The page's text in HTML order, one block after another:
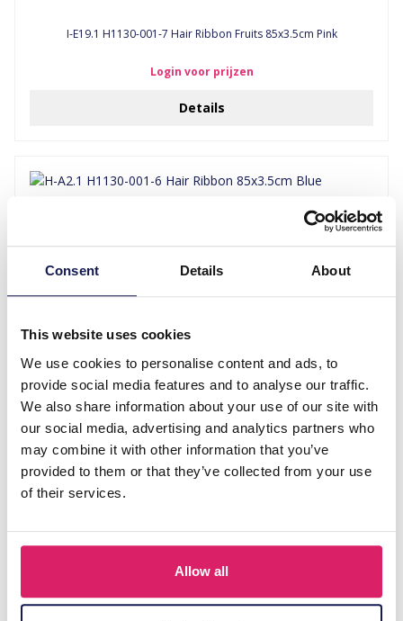
Consent Details About
This website uses cookies
We use cookies to personalise content and ads, to
provide social media features and to analyse our traffic.
We also share information about your use of our site with
our social media, advertising and analytics partners who
may combine it with other information that you’ve
provided to them or that they’ve collected from your use
of their services.
Allow all
I-E19.1 H1130-001-7 Hair Ribbon Fruits 85x3.5cm Pink
Login voor prijzen
Details
H-A2.1 H1130-001-6 Hair Ribbon 85x3.5cm Blue
Login voor prijzen
Details